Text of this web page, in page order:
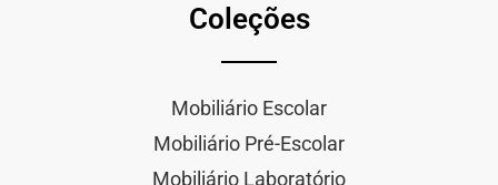
Coleções
Mobiliário Escolar
Mobiliário Pré-Escolar
Mobiliário Laboratório